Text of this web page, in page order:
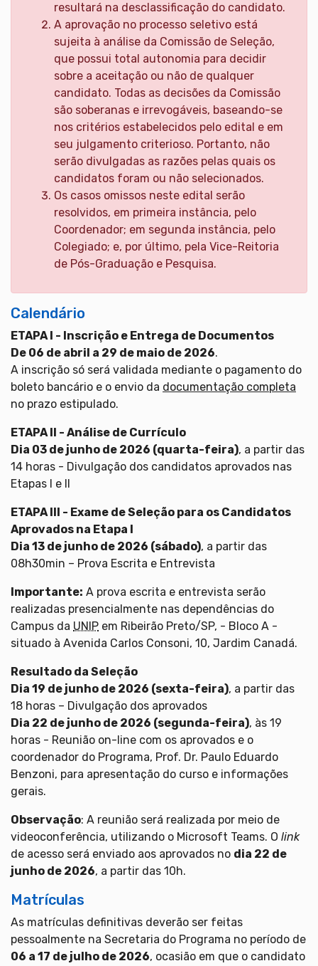
resultará na desclassificação do candidato.
A aprovação no processo seletivo está
sujeita à análise da Comissão de Seleção,
que possui total autonomia para decidir
sobre a aceitação ou não de qualquer
candidato. Todas as decisões da Comissão
são soberanas e irrevogáveis, baseando-se
nos critérios estabelecidos pelo edital e em
seu julgamento criterioso. Portanto, não
serão divulgadas as razões pelas quais os
candidatos foram ou não selecionados.
Os casos omissos neste edital serão
resolvidos, em primeira instância, pelo
Coordenador; em segunda instância, pelo
Colegiado; e, por último, pela Vice-Reitoria
de Pós-Graduação e Pesquisa.
Calendário
ETAPA I - Inscrição e Entrega de Documentos
De 06 de abril a 29 de maio de 2026.
A inscrição só será validada mediante o pagamento do
boleto bancário e o envio da documentação completa
no prazo estipulado.
ETAPA II - Análise de Currículo
Dia 03 de junho de 2026 (quarta-feira), a partir das
14 horas - Divulgação dos candidatos aprovados nas
Etapas I e II
ETAPA III - Exame de Seleção para os Candidatos
Aprovados na Etapa I
Dia 13 de junho de 2026 (sábado), a partir das
08h30min – Prova Escrita e Entrevista
Importante: A prova escrita e entrevista serão
realizadas presencialmente nas dependências do
Campus da UNIP em Ribeirão Preto/SP, - Bloco A -
situado à Avenida Carlos Consoni, 10, Jardim Canadá.
Resultado da Seleção
Dia 19 de junho de 2026 (sexta-feira), a partir das
18 horas – Divulgação dos aprovados
Dia 22 de junho de 2026 (segunda-feira), às 19
horas - Reunião on-line com os aprovados e o
coordenador do Programa, Prof. Dr. Paulo Eduardo
Benzoni, para apresentação do curso e informações
gerais.
Observação: A reunião será realizada por meio de
videoconferência, utilizando o Microsoft Teams. O link
de acesso será enviado aos aprovados no dia 22 de
junho de 2026, a partir das 10h.
Matrículas
As matrículas definitivas deverão ser feitas
pessoalmente na Secretaria do Programa no período de
06 a 17 de julho de 2026, ocasião em que o candidato